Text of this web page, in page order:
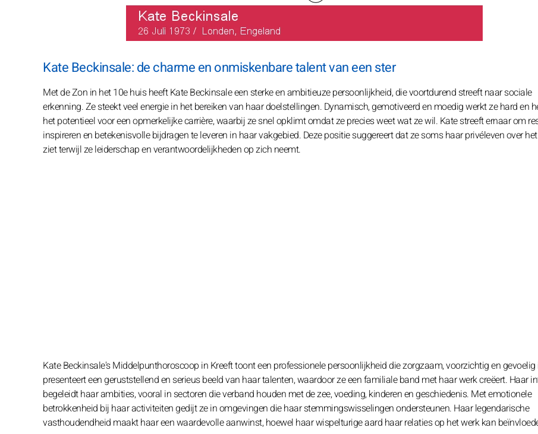
Kate Beckinsale: de charme en onmiskenbare talent van een ster
Met de Zon in het 10e huis heeft Kate Beckinsale een sterke en ambitieuze persoonlijkheid, die voortdurend streeft naar sociale
erkenning. Ze steekt veel energie in het bereiken van haar doelstellingen. Dynamisch, gemotiveerd en moedig werkt ze hard en
het potentieel voor een opmerkelijke carrière, waarbij ze snel opklimt omdat ze precies weet wat ze wil. Kate streeft ernaar om
inspireren en betekenisvolle bijdragen te leveren in haar vakgebied. Deze positie suggereert dat ze soms haar privéleven over
ziet terwijl ze leiderschap en verantwoordelijkheden op zich neemt.
Kate Beckinsale's Middelpunthoroscoop in Kreeft toont een professionele persoonlijkheid die zorgzaam, voorzichtig en gevoelig
presenteert een geruststellend en serieus beeld van haar talenten, waardoor ze een familiale band met haar werk creëert. Haar
begeleidt haar ambities, vooral in sectoren die verband houden met de zee, voeding, kinderen en geschiedenis. Met emotionele
betrokkenheid bij haar activiteiten gedijt ze in omgevingen die haar stemmingswisselingen ondersteunen. Haar legendarische
vasthoudendheid maakt haar een waardevolle aanwinst, hoewel haar wispelturige aard haar relaties op het werk kan